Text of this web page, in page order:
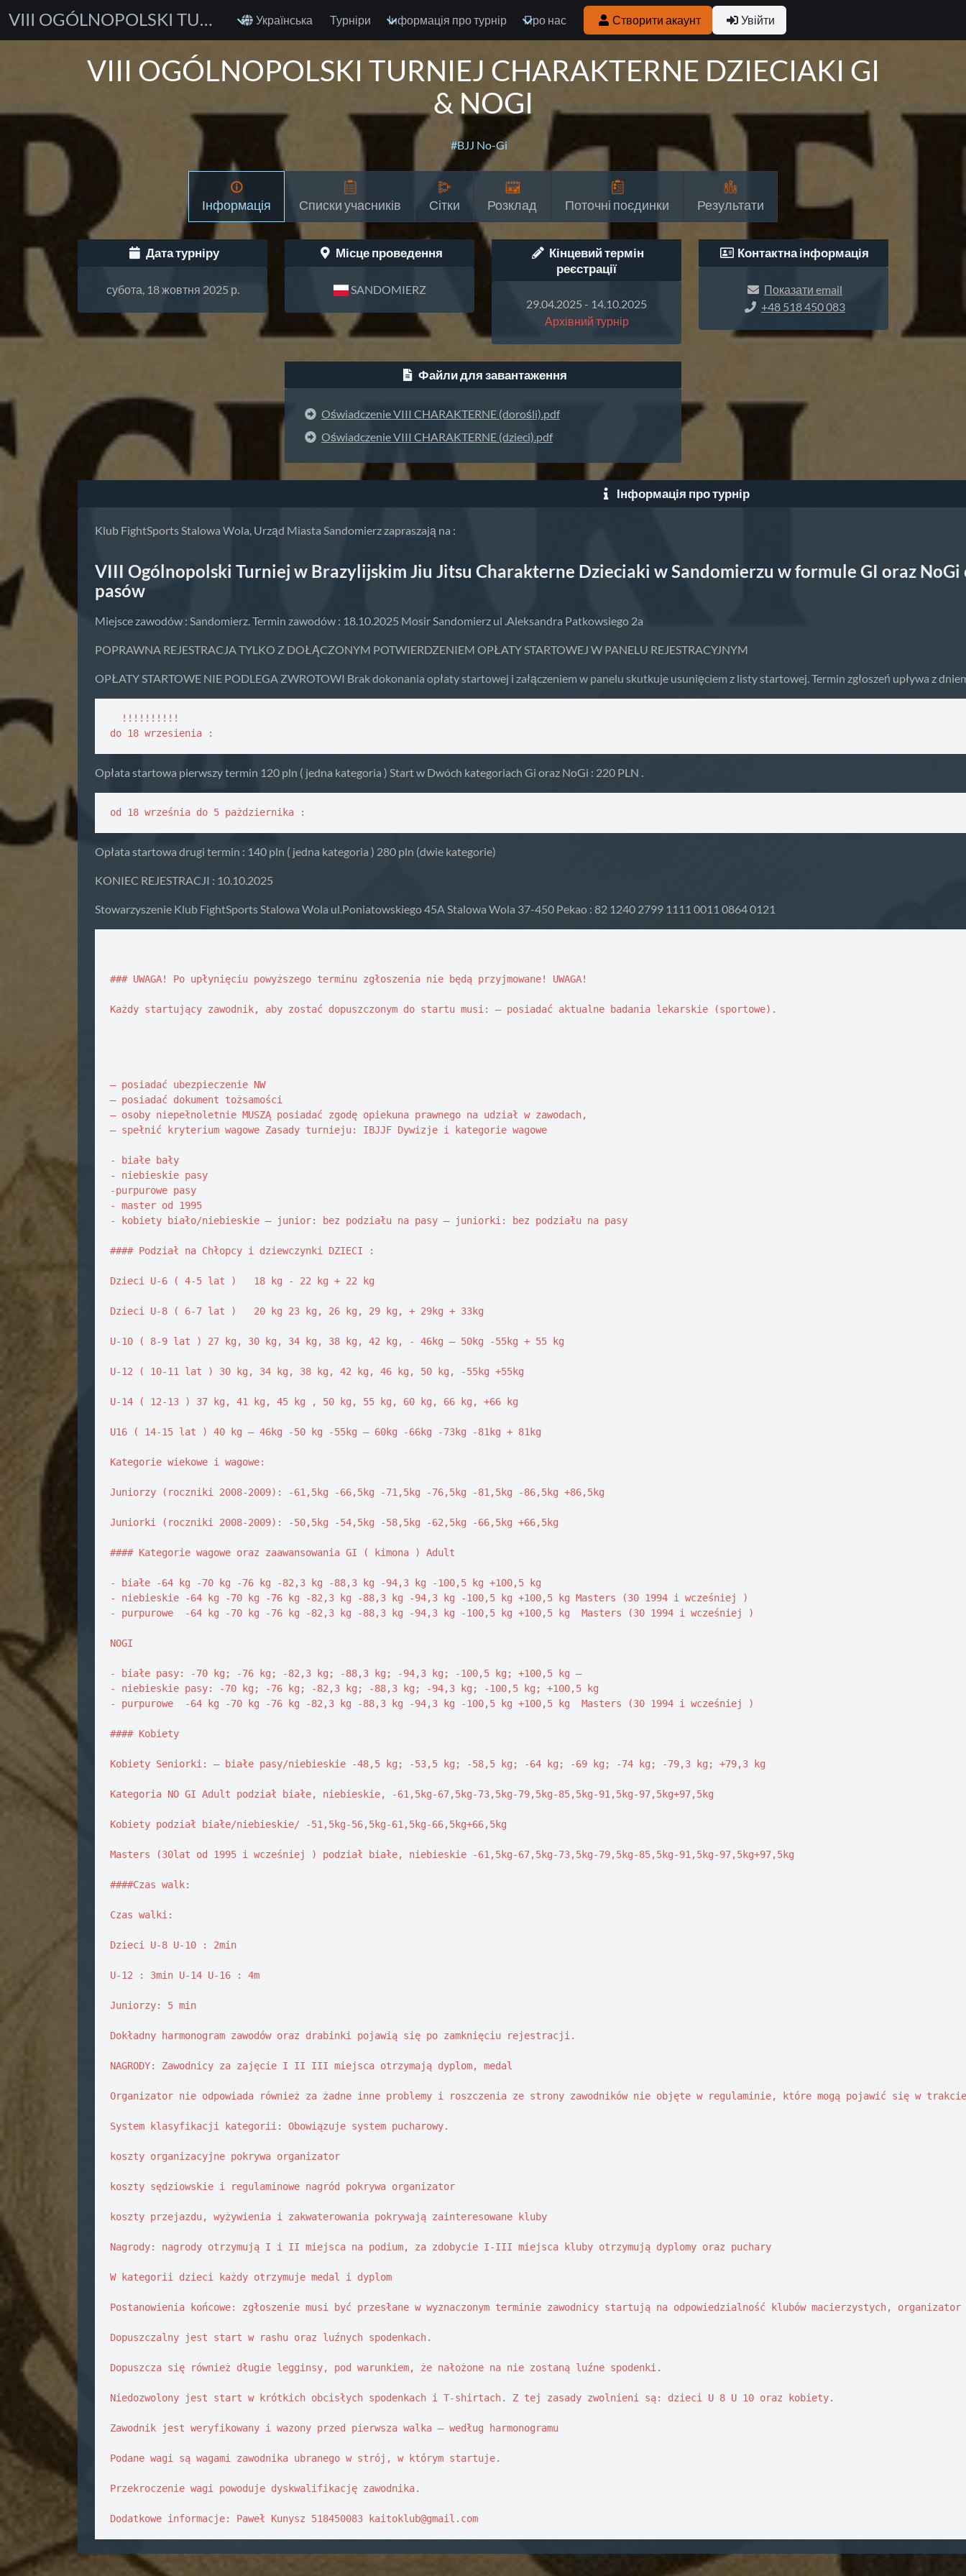
VIII OGÓLNOPOLSKI TURNIEJ CHARAKTERNE DZIECIAKI GI & NOGI Українська Турніри Інформація про турнір Про нас Створити акаунт Увійти
VIII OGÓLNOPOLSKI TURNIEJ CHARAKTERNE DZIECIAKI GI
& NOGI
#BJJ No-Gi
Інформація Списки учасників Сітки Розклад Поточні поєдинки Результати
Дата турніру
субота, 18 жовтня 2025 р.
Місце проведення
SANDOMIERZ
Кінцевий термін
реєстрації
29.04.2025 - 14.10.2025
Архівний турнір
Контактна інформація
Показати email
+48 518 450 083
Файли для завантаження
Oświadczenie VIII CHARAKTERNE (dorośli).pdf
Oświadczenie VIII CHARAKTERNE (dzieci).pdf
Інформація про турнір
Klub FightSports Stalowa Wola, Urząd Miasta Sandomierz zapraszają na :
VIII Ogólnopolski Turniej w Brazylijskim Jiu Jitsu Charakterne Dzieciaki w Sandomierzu w formule GI oraz
pasów
Miejsce zawodów : Sandomierz. Termin zawodów : 18.10.2025 Mosir Sandomierz ul .Aleksandra Patkowsiego 2a
POPRAWNA REJESTRACJA TYLKO Z DOŁĄCZONYM POTWIERDZENIEM OPŁATY STARTOWEJ W PANELU REJESTRACYJNYM
OPŁATY STARTOWE NIE PODLEGA ZWROTOWI Brak dokonania opłaty startowej i załączeniem w panelu skutkuje usunięciem z listy startowej. Termin zgłoszeń upływa z
  !!!!!!!!!!
do 18 wrzesienia :
Opłata startowa pierwszy termin 120 pln ( jedna kategoria ) Start w Dwóch kategoriach Gi oraz NoGi : 220 PLN .
od 18 września do 5 pażdziernika :
Opłata startowa drugi termin : 140 pln ( jedna kategoria ) 280 pln (dwie kategorie)
KONIEC REJESTRACJI : 10.10.2025
Stowarzyszenie Klub FightSports Stalowa Wola ul.Poniatowskiego 45A Stalowa Wola 37-450 Pekao : 82 1240 2799 1111 0011 0864 0121
### UWAGA! Po upłynięciu powyższego terminu zgłoszenia nie będą przyjmowane! UWAGA!
Każdy startujący zawodnik, aby zostać dopuszczonym do startu musi: – posiadać aktualne badania lekarskie (sportowe).
– posiadać ubezpieczenie NW
– posiadać dokument tożsamości
– osoby niepełnoletnie MUSZĄ posiadać zgodę opiekuna prawnego na udział w zawodach,
– spełnić kryterium wagowe Zasady turnieju: IBJJF Dywizje i kategorie wagowe
- białe bały
- niebieskie pasy
-purpurowe pasy
- master od 1995
- kobiety biało/niebieskie – junior: bez podziału na pasy – juniorki: bez podziału na pasy
#### Podział na Chłopcy i dziewczynki DZIECI :
Dzieci U-6 ( 4-5 lat )   18 kg - 22 kg + 22 kg
Dzieci U-8 ( 6-7 lat )   20 kg 23 kg, 26 kg, 29 kg, + 29kg + 33kg
U-10 ( 8-9 lat ) 27 kg, 30 kg, 34 kg, 38 kg, 42 kg, - 46kg – 50kg -55kg + 55 kg
U-12 ( 10-11 lat ) 30 kg, 34 kg, 38 kg, 42 kg, 46 kg, 50 kg, -55kg +55kg
U-14 ( 12-13 ) 37 kg, 41 kg, 45 kg , 50 kg, 55 kg, 60 kg, 66 kg, +66 kg
U16 ( 14-15 lat ) 40 kg – 46kg -50 kg -55kg – 60kg -66kg -73kg -81kg + 81kg
Kategorie wiekowe i wagowe:
Juniorzy (roczniki 2008-2009): -61,5kg -66,5kg -71,5kg -76,5kg -81,5kg -86,5kg +86,5kg
Juniorki (roczniki 2008-2009): -50,5kg -54,5kg -58,5kg -62,5kg -66,5kg +66,5kg
#### Kategorie wagowe oraz zaawansowania GI ( kimona ) Adult
- białe -64 kg -70 kg -76 kg -82,3 kg -88,3 kg -94,3 kg -100,5 kg +100,5 kg
- niebieskie -64 kg -70 kg -76 kg -82,3 kg -88,3 kg -94,3 kg -100,5 kg +100,5 kg Masters (30 1994 i wcześniej )
- purpurowe  -64 kg -70 kg -76 kg -82,3 kg -88,3 kg -94,3 kg -100,5 kg +100,5 kg  Masters (30 1994 i wcześniej )
NOGI
- białe pasy: -70 kg; -76 kg; -82,3 kg; -88,3 kg; -94,3 kg; -100,5 kg; +100,5 kg –
- niebieskie pasy: -70 kg; -76 kg; -82,3 kg; -88,3 kg; -94,3 kg; -100,5 kg; +100,5 kg
- purpurowe  -64 kg -70 kg -76 kg -82,3 kg -88,3 kg -94,3 kg -100,5 kg +100,5 kg  Masters (30 1994 i wcześniej )
#### Kobiety
Kobiety Seniorki: – białe pasy/niebieskie -48,5 kg; -53,5 kg; -58,5 kg; -64 kg; -69 kg; -74 kg; -79,3 kg; +79,3 kg
Kategoria NO GI Adult podział białe, niebieskie, -61,5kg-67,5kg-73,5kg-79,5kg-85,5kg-91,5kg-97,5kg+97,5kg
Kobiety podział białe/niebieskie/ -51,5kg-56,5kg-61,5kg-66,5kg+66,5kg
Masters (30lat od 1995 i wcześniej ) podział białe, niebieskie -61,5kg-67,5kg-73,5kg-79,5kg-85,5kg-91,5kg-97,5kg+97,5kg
####Czas walk:
Czas walki:
Dzieci U-8 U-10 : 2min
U-12 : 3min U-14 U-16 : 4m
Juniorzy: 5 min
Dokładny harmonogram zawodów oraz drabinki pojawią się po zamknięciu rejestracji.
NAGRODY: Zawodnicy za zajęcie I II III miejsca otrzymają dyplom, medal
Organizator nie odpowiada również za żadne inne problemy i roszczenia ze strony zawodników nie objęte w regulaminie, które mogą pojawić się w
System klasyfikacji kategorii: Obowiązuje system pucharowy.
koszty organizacyjne pokrywa organizator
koszty sędziowskie i regulaminowe nagród pokrywa organizator
koszty przejazdu, wyżywienia i zakwaterowania pokrywają zainteresowane kluby
Nagrody: nagrody otrzymują I i II miejsca na podium, za zdobycie I-III miejsca kluby otrzymują dyplomy oraz puchary
W kategorii dzieci każdy otrzymuje medal i dyplom
Postanowienia końcowe: zgłoszenie musi być przesłane w wyznaczonym terminie zawodnicy startują na odpowiedzialność klubów macierzystych,
Dopuszczalny jest start w rashu oraz luźnych spodenkach.
Dopuszcza się również długie legginsy, pod warunkiem, że nałożone na nie zostaną luźne spodenki.
Niedozwolony jest start w krótkich obcisłych spodenkach i T-shirtach. Z tej zasady zwolnieni są: dzieci U 8 U 10 oraz kobiety.
Zawodnik jest weryfikowany i wazony przed pierwsza walka – według harmonogramu
Podane wagi są wagami zawodnika ubranego w strój, w którym startuje.
Przekroczenie wagi powoduje dyskwalifikację zawodnika.
Dodatkowe informacje: Paweł Kunysz 518450083 kaitoklub@gmail.com